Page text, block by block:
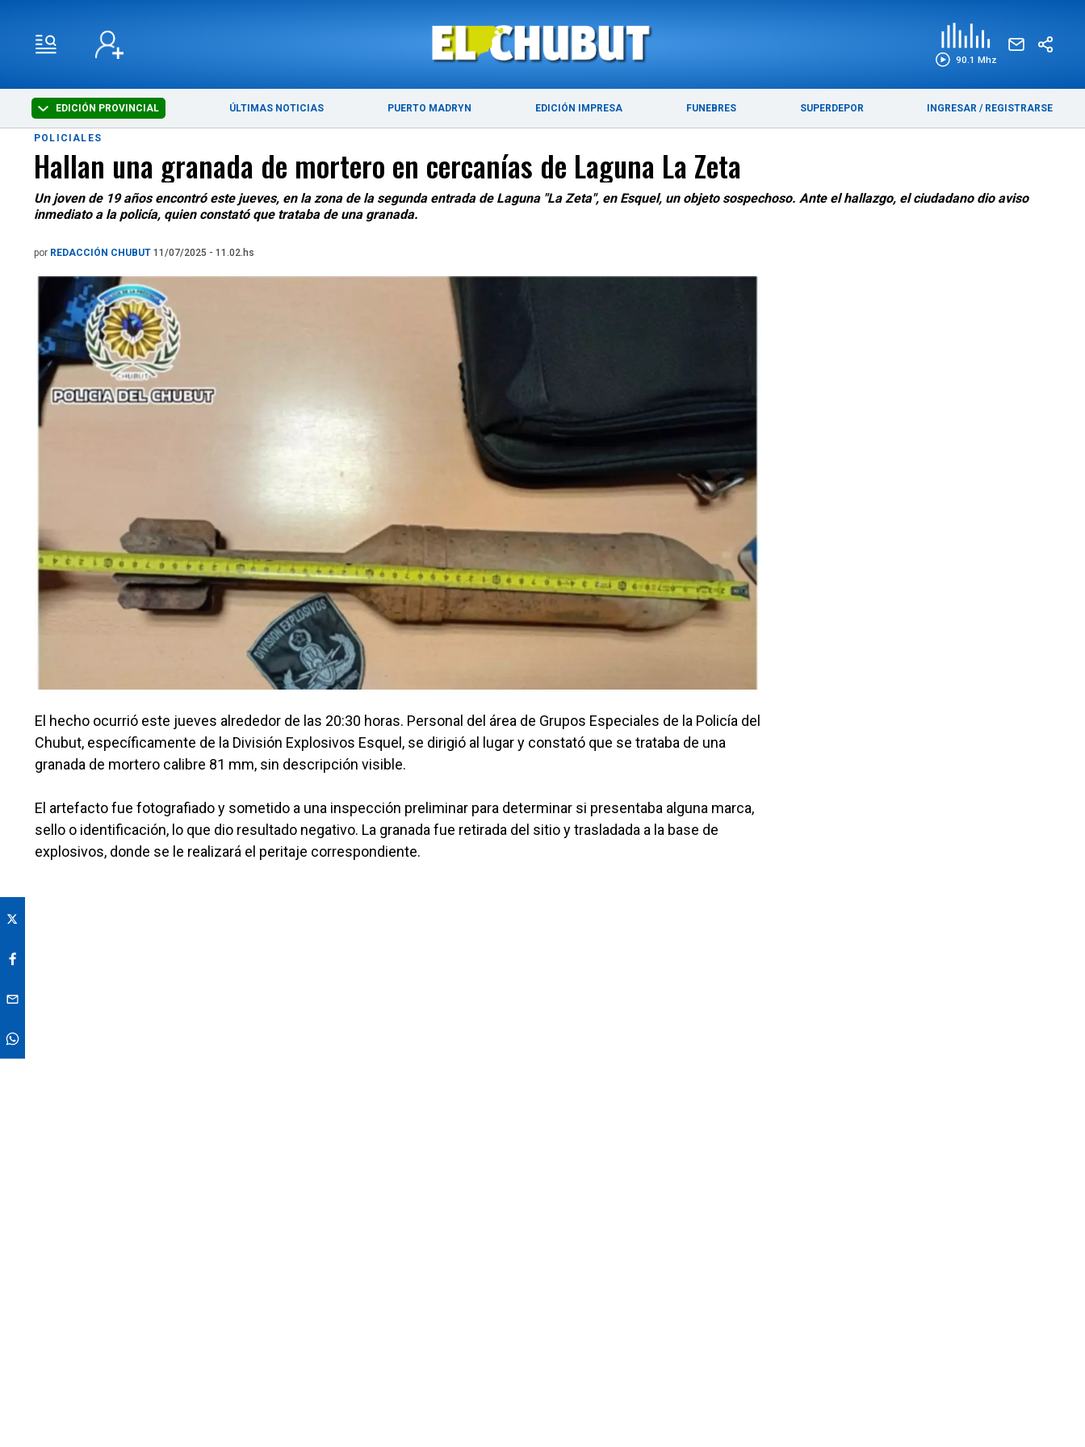
90.1 Mhz
EDICIÓN PROVINCIAL ÚLTIMAS NOTICIAS PUERTO MADRYN EDICIÓN IMPRESA FUNEBRES SUPERDEPOR INGRESAR / REGISTRARSE
ÚLTIMAS NOTICIAS PUERTO MADRYN
POLICIALES
Hallan una granada de mortero en cercanías de Laguna La Zeta
Un joven de 19 años encontró este jueves, en la zona de la segunda entrada de Laguna "La Zeta", en Esquel, un objeto sospechoso. Ante el hallazgo, el ciudadano dio aviso
inmediato a la policía, quien constató que trataba de una granada.
por REDACCIÓN CHUBUT 11/07/2025 - 11.02.hs
El hecho ocurrió este jueves alrededor de las 20:30 horas. Personal del área de Grupos Especiales de la Policía del
Chubut, específicamente de la División Explosivos Esquel, se dirigió al lugar y constató que se trataba de una
granada de mortero calibre 81 mm, sin descripción visible.
El artefacto fue fotografiado y sometido a una inspección preliminar para determinar si presentaba alguna marca,
sello o identificación, lo que dio resultado negativo. La granada fue retirada del sitio y trasladada a la base de
explosivos, donde se le realizará el peritaje correspondiente.